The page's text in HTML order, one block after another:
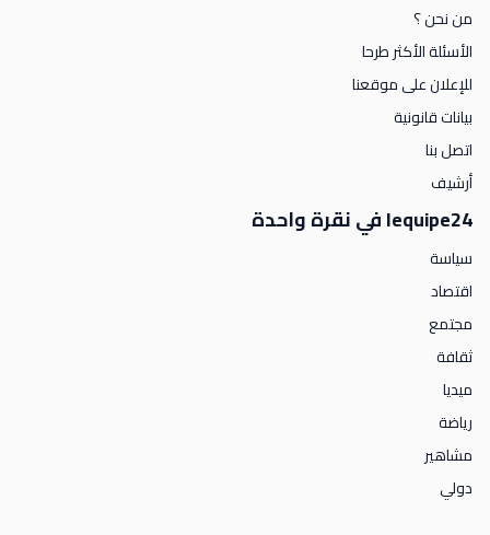
من نحن ؟
الأسئلة الأكثر طرحا
للإعلان على موقعنا
بيانات قانونية
اتصل بنا
أرشيف
lequipe24 في نقرة واحدة
سياسة
اقتصاد
مجتمع
ثقافة
ميديا
رياضة
مشاهير
دولي